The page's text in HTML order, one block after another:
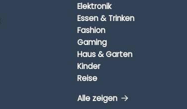
Elektronik
Essen & Trinken
Fashion
Gaming
Haus & Garten
Kinder
Reise
Alle zeigen